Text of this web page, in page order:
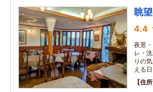
眺
4.4
夜景
レ・
りの
える
住所